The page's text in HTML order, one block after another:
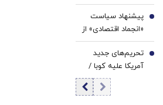
ترامپ دوخته شده/
توپ از زمین ایران
و عمان خارج شده و
اکنون به زمین
آمریکا افتاده است
پیشنهاد سیاست
«انجماد اقتصادی» از
سوی یک
اقتصاددان |
اساسی‌ترین وظیفه
بانک مرکزی
سیاست پولی است
6
تحریم‌های جدید
آمریکا علیه کوبا /
روبیو بیانیه داد
7